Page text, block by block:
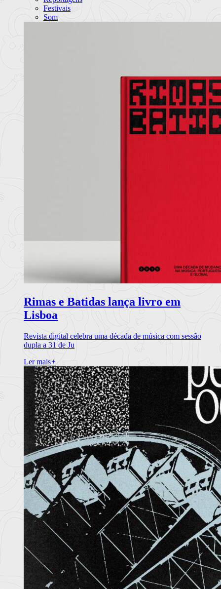
Festivais
Som
Rimas e Batidas lança livro em
Lisboa
Revista digital celebra uma década de música com sessão
dupla a 31 de Ju
Ler mais+